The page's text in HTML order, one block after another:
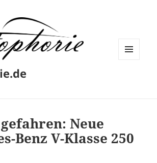
Neue
Benz V-Klasse 250